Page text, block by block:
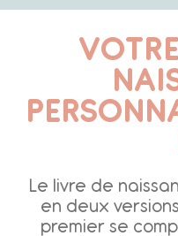
Le livre de
en deux
premier se